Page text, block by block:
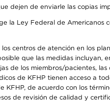
dejen de enviarle las copias
la Ley Federal de Americanos
centros de atención en los
que las medidas incluyan,
de los miembros/pacientes, las
de KFHP tienen acceso a
de acuerdo con los
de revisión de calidad y